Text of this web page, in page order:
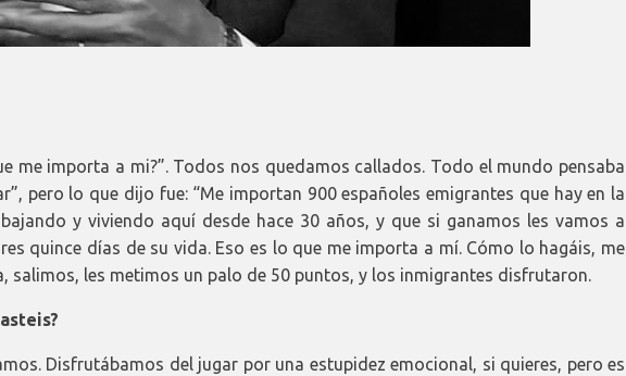
me importa a mi?”. Todos nos quedamos callados. Todo el mundo pensaba
pero lo que dijo fue: “Me importan 900 españoles emigrantes que hay en la
y viviendo aquí desde hace 30 años, y que si ganamos les vamos a
quince días de su vida. Eso es lo que me importa a mí. Cómo lo hagáis, me
salimos, les metimos un palo de 50 puntos, y los inmigrantes disfrutaron.
Disfrutábamos del jugar por una estupidez emocional, si quieres, pero es